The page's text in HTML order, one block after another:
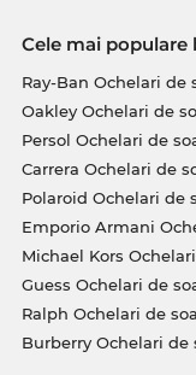
Cele mai populare
Ray-Ban Ochelari de
Oakley Ochelari de
Persol Ochelari de
Carrera Ochelari de
Polaroid Ochelari de
Emporio Armani
Michael Kors
Guess Ochelari de
Ralph Ochelari de
Burberry Ochelari de